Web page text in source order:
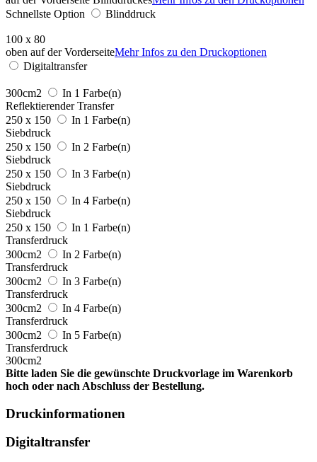
Schnellste Option
Blinddruck
100 x 80
oben auf der VorderseiteMehr Infos zu den Druckoptionen
Digitaltransfer
300cm2
In 1 Farbe(n)
Reflektierender Transfer
250 x 150
In 1 Farbe(n)
Siebdruck
250 x 150
In 2 Farbe(n)
Siebdruck
250 x 150
In 3 Farbe(n)
Siebdruck
250 x 150
In 4 Farbe(n)
Siebdruck
250 x 150
In 1 Farbe(n)
Transferdruck
300cm2
In 2 Farbe(n)
Transferdruck
300cm2
In 3 Farbe(n)
Transferdruck
300cm2
In 4 Farbe(n)
Transferdruck
300cm2
In 5 Farbe(n)
Transferdruck
300cm2
Bitte laden Sie die gewünschte Druckvorlage im Warenkorb
hoch oder nach Abschluss der Bestellung.
Druckinformationen
Digitaltransfer